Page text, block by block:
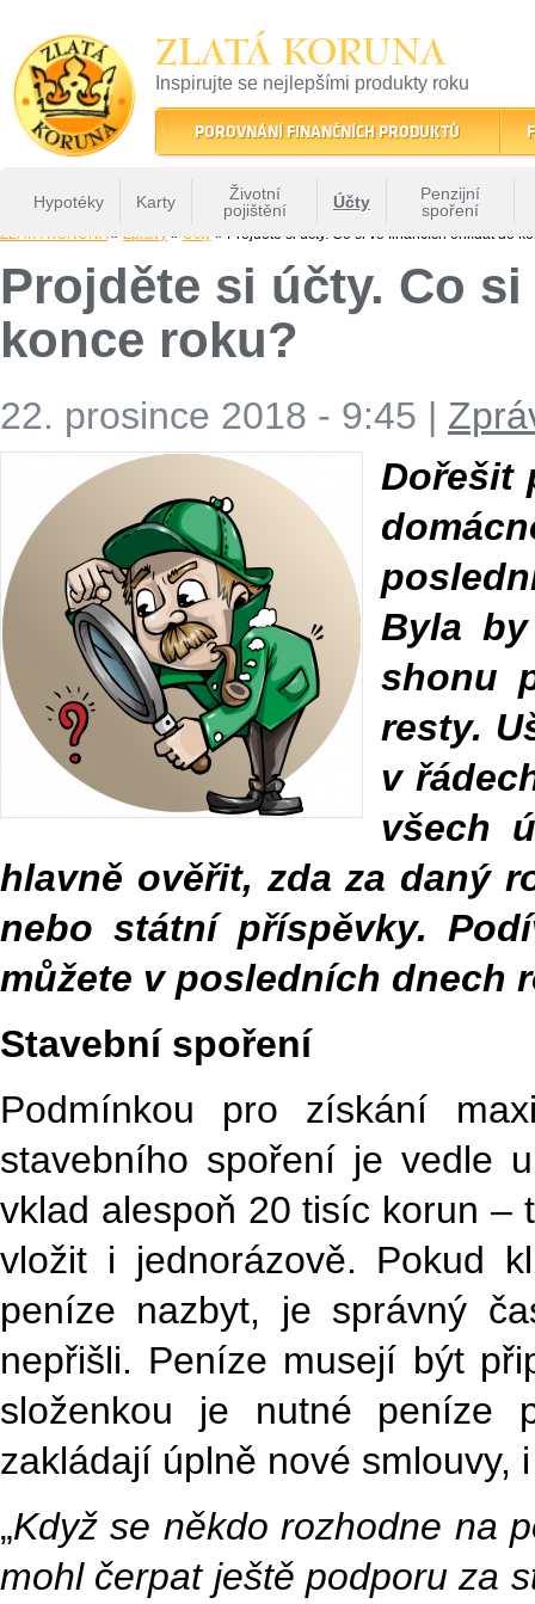
ZLATÁ KORUNA
Inspirujte se nejlepšími produkty roku
22 let tradice a kvality na finančním trhu
POROVNÁNÍ FINANČNÍCH PRODUKTŮ
Hypotéky Karty
Životní
pojištění
Účty
Penzijní
spoření
ZLATÁ KORUNA» Zprávy » Účty » Projděte si účty. Co si ve financích ohlídat do
Projděte si účty. Co
konce roku?
22. prosince 2018 - 9:45 |
Dořešit
Byla
shonu
resty.
v
všech
hlavně ověřit, zda za daný
nebo státní příspěvky.
můžete v posledních dnech
Stavební spoření
Podmínkou pro získání
stavebního spoření je vedle
vklad alespoň 20 tisíc korun –
vložit i jednorázově. Pokud
peníze nazbyt, je správný
nepřišli. Peníze musejí být
složenkou je nutné peníze
zakládají úplně nové smlouvy,
„Když se někdo rozhodne na
mohl čerpat ještě podporu za